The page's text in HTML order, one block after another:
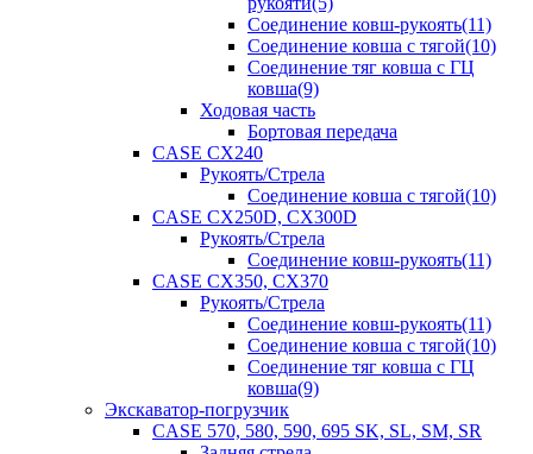
Соединение ковш-рукоять(11)
Соединение ковша с тягой(10)
Соединение тяг ковша с ГЦ
ковша(9)
Ходовая часть
Бортовая передача
CASE CX240
Рукоять/Стрела
Соединение ковша с тягой(10)
CASE CX250D, CX300D
Рукоять/Стрела
Соединение ковш-рукоять(11)
CASE CX350, CX370
Рукоять/Стрела
Соединение ковш-рукоять(11)
Соединение ковша с тягой(10)
Соединение тяг ковша с ГЦ
ковша(9)
Экскаватор-погрузчик
CASE 570, 580, 590, 695 SK, SL, SM, SR